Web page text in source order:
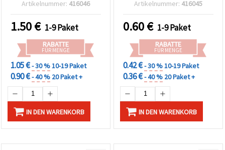
Artikelnummer: 416046
1.50€ 1-9 Paket
RABATTE
FÜR MENGE
1.05 €- 30 %10-19 Paket
0.90 €- 40 % 20 Paket +
IN DEN WARENKORB
Artikelnummer: 416045
0.60€ 1-9 Paket
RABATTE
FÜR MENGE
0.42 €- 30 %10-19 Paket
0.36 €- 40 % 20 Paket +
IN DEN WARENKORB